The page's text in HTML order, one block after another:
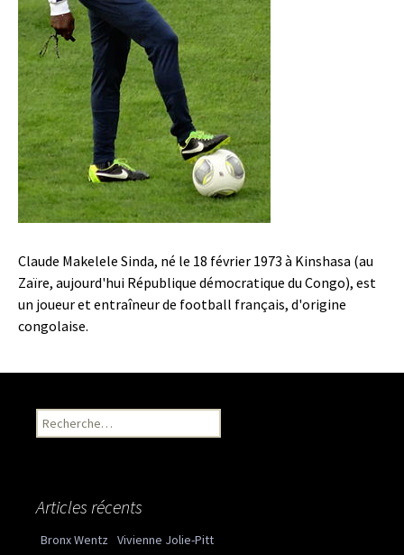
Claude Makelele Sinda, né le 18 février 1973 à Kinshasa (au
Zaïre, aujourd'hui République démocratique du Congo), est
un joueur et entraîneur de football français, d'origine
congolaise.
Recherche pour :
Articles récents
Bronx Wentz Vivienne Jolie-Pitt